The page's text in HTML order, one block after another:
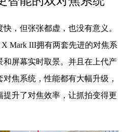
但张张都虚，也没有意义。
Mark III拥有两套先进的对焦系
和屏幕实时取景。并且在上代产
焦系统，性能都有大幅升级，
提升了对焦效率，让抓拍变得更